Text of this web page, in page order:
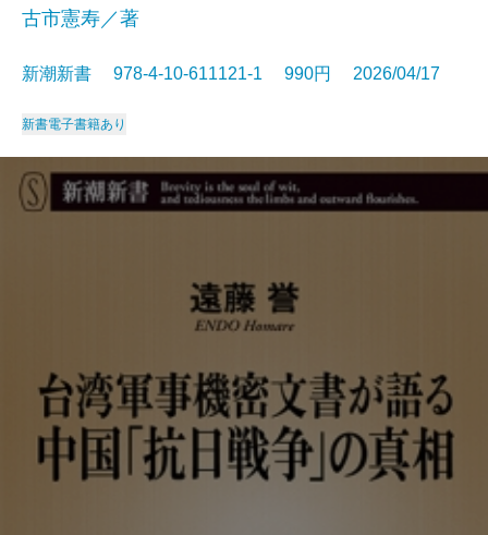
古市憲寿／著
新潮新書 978-4-10-611121-1 990円 2026/04/17
新書電子書籍あり